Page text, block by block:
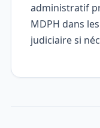
administratif
MDPH dans
judiciaire si